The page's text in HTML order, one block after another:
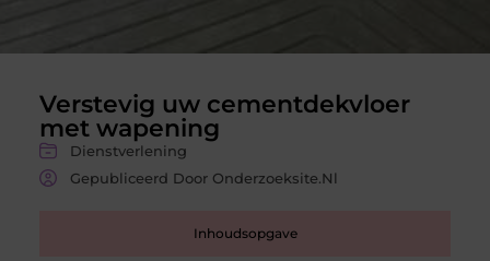
Verstevig uw cementdekvloer
met wapening
Dienstverlening
Gepubliceerd Door Onderzoeksite.nl
Inhoudsopgave